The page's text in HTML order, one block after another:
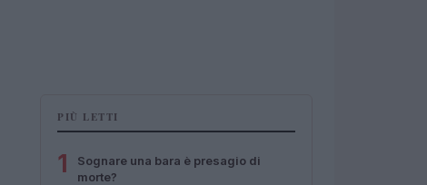
PIÙ LETTI
1
Sognare una bara è presagio di
morte?